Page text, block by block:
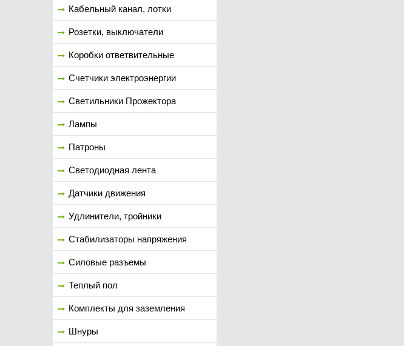
Кабельный канал, лотки
Розетки, выключатели
Коробки ответвительные
Счетчики электроэнергии
Светильники Прожектора
Лампы
Патроны
Светодиодная лента
Датчики движения
Удлинители, тройники
Стабилизаторы напряжения
Силовые разъемы
Теплый пол
Комплекты для заземления
Шнуры